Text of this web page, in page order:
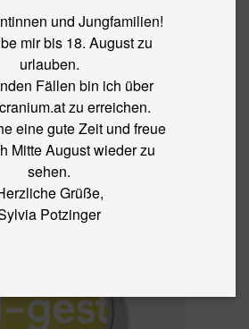
13 UM
13. January 2025|Full size is 804 × 672
und Jungfamilien!
mir bis 18. August zu
urlauben.
Fällen bin ich über
zu erreichen.
eine gute Zeit und freue
Mitte August wieder zu
sehen.
Grüße,
Potzinger